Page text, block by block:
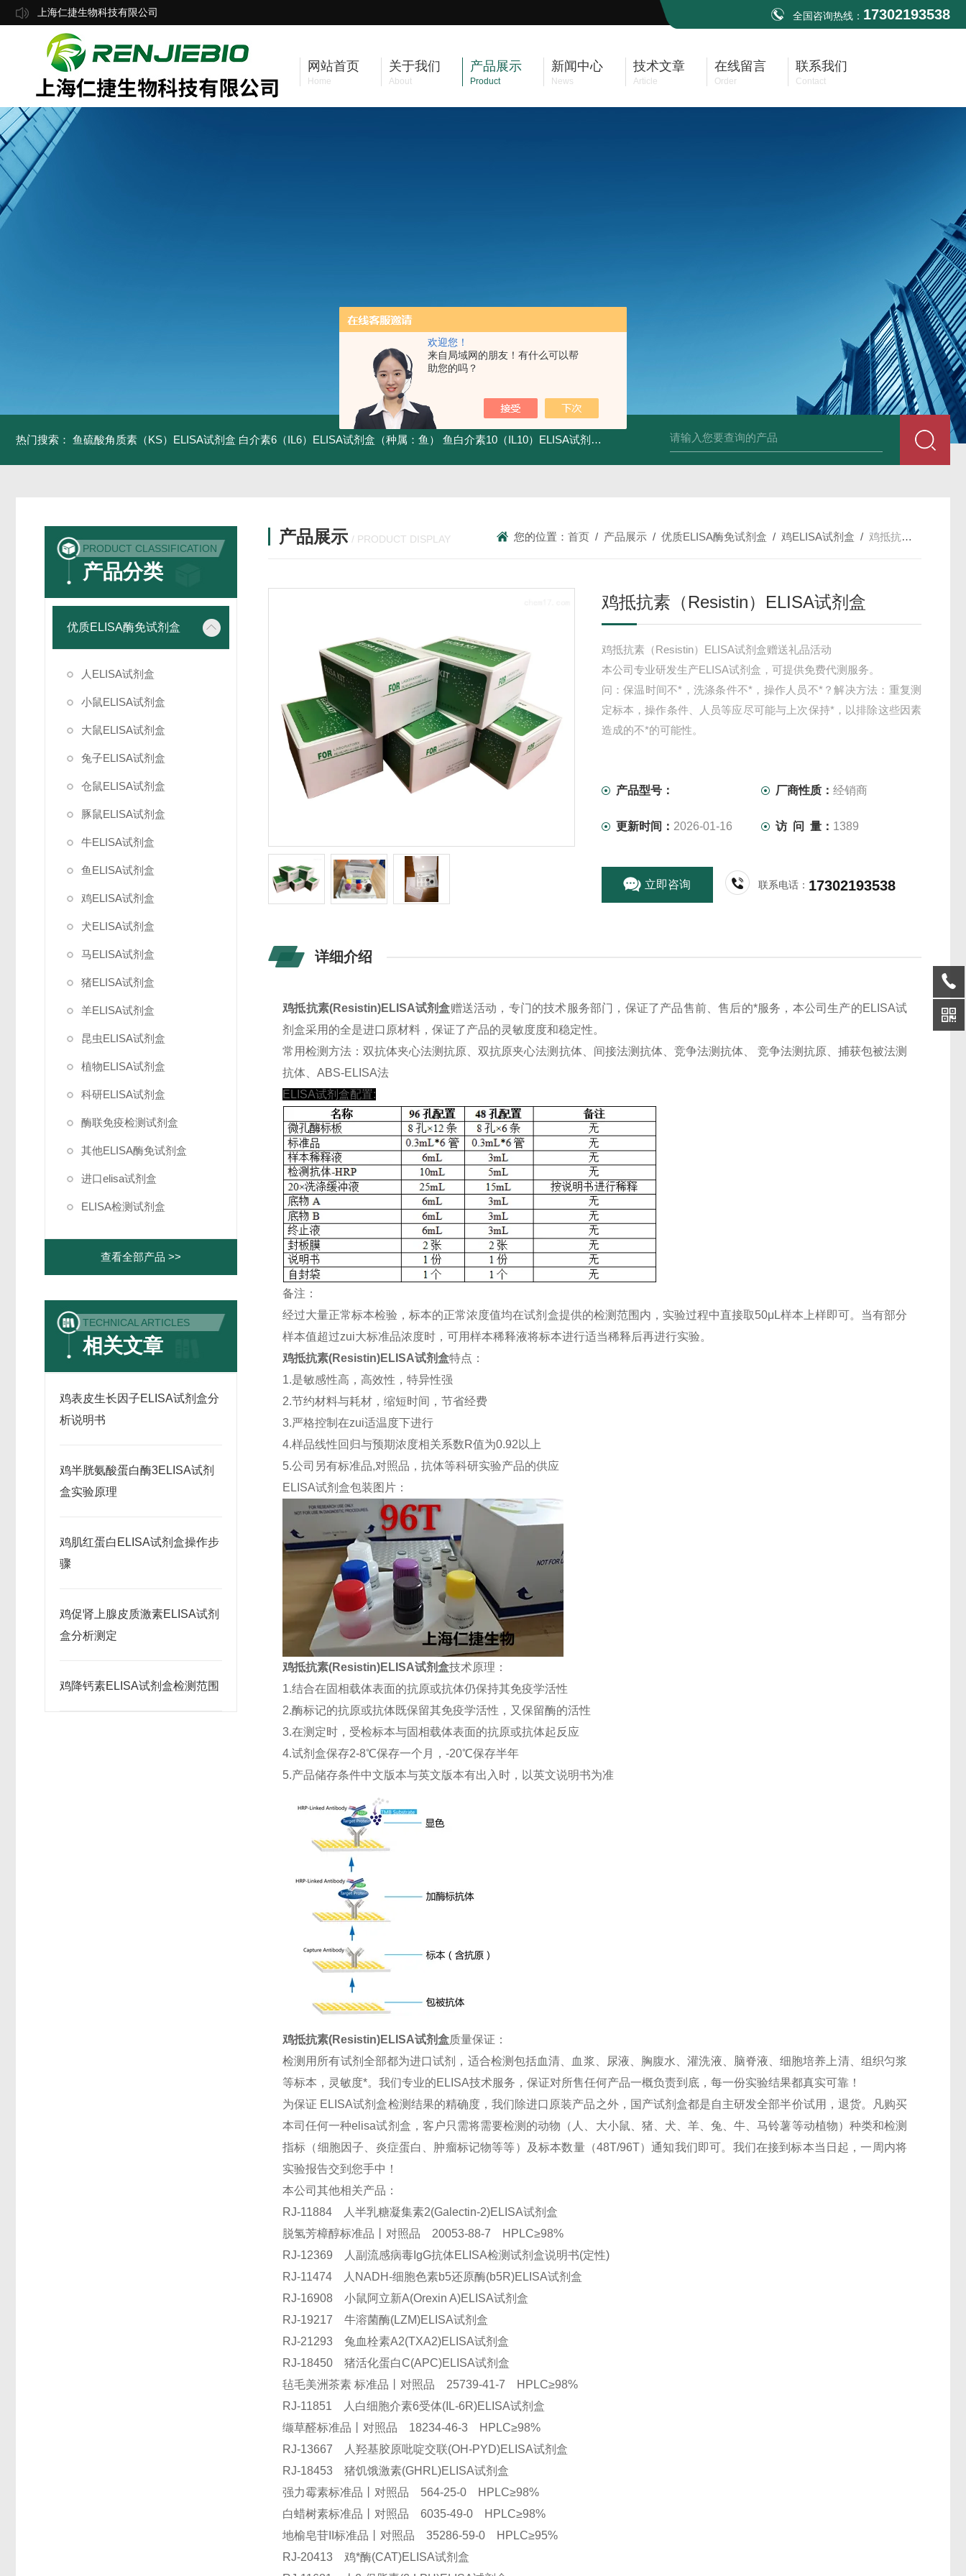
欢迎您！
来自局域网的朋友！有什么可以帮
助您的吗？
上海仁捷生物科技有限公司 全国咨询热线： 17302193538
网站首页
Home
关于我们
About
产品展示
Product
新闻中心
News
技术文章
Article
在线留言
Order
联系我们
Contact
热门搜索： 鱼硫酸角质素（KS）ELISA试剂盒 白介素6（IL6）ELISA试剂盒（种属：鱼） 鱼白介素10（IL10）ELISA试剂盒发货及时 斑马鱼白介素12BELISA试剂盒发货及时 兔载脂蛋白B（apo-B）
PRODUCT CLASSIFICATION
产品分类
优质ELISA酶免试剂盒
人ELISA试剂盒
小鼠ELISA试剂盒
大鼠ELISA试剂盒
兔子ELISA试剂盒
仓鼠ELISA试剂盒
豚鼠ELISA试剂盒
牛ELISA试剂盒
鱼ELISA试剂盒
鸡ELISA试剂盒
犬ELISA试剂盒
马ELISA试剂盒
猪ELISA试剂盒
羊ELISA试剂盒
昆虫ELISA试剂盒
植物ELISA试剂盒
科研ELISA试剂盒
酶联免疫检测试剂盒
其他ELISA酶免试剂盒
进口elisa试剂盒
ELISA检测试剂盒
查看全部产品 >>
TECHNICAL ARTICLES
相关文章
鸡表皮生长因子ELISA试剂盒分
析说明书
鸡半胱氨酸蛋白酶3ELISA试剂
盒实验原理
鸡肌红蛋白ELISA试剂盒操作步
骤
鸡促肾上腺皮质激素ELISA试剂
盒分析测定
鸡降钙素ELISA试剂盒检测范围
产品展示 / PRODUCT DISPLAY 您的位置：首页 / 产品展示 /优质ELISA酶免试剂盒 / 鸡ELISA试剂盒 / 鸡抵抗素（Resistin）ELISA试剂盒
鸡抵抗素（Resistin）ELISA试剂盒
鸡抵抗素（Resistin）ELISA试剂盒赠送礼品活动
本公司专业研发生产ELISA试剂盒，可提供免费代测服务。
问：保温时间不*，洗涤条件不*，操作人员不*？解决方法：重复测
定标本，操作条件、人员等应尽可能与上次保持*，以排除这些因素
造成的不*的可能性。
产品型号： 厂商性质：经销商
更新时间： 2026-01-16 访 问 量： 1389
立即咨询 联系电话： 17302193538
详细介绍
鸡抵抗素(Resistin)ELISA试剂盒赠送活动，专门的技术服务部门，保证了产品售前、售后的*服务，本公司生产的ELISA试
剂盒采用的全是进口原材料，保证了产品的灵敏度度和稳定性。
常用检测方法：双抗体夹心法测抗原、双抗原夹心法测抗体、间接法测抗体、竞争法测抗体、 竞争法测抗原、捕获包被法测
抗体、ABS-ELISA法
ELISA试剂盒配置:
备注：
经过大量正常标本检验，标本的正常浓度值均在试剂盒提供的检测范围内，实验过程中直接取50μL样本上样即可。当有部分
样本值超过zui大标准品浓度时，可用样本稀释液将标本进行适当稀释后再进行实验。
鸡抵抗素(Resistin)ELISA试剂盒特点：
1.是敏感性高，高效性，特异性强
2.节约材料与耗材，缩短时间，节省经费
3.严格控制在zui适温度下进行
4.样品线性回归与预期浓度相关系数R值为0.92以上
5.公司另有标准品,对照品，抗体等科研实验产品的供应
ELISA试剂盒包装图片：
鸡抵抗素(Resistin)ELISA试剂盒技术原理：
1.结合在固相载体表面的抗原或抗体仍保持其免疫学活性
2.酶标记的抗原或抗体既保留其免疫学活性，又保留酶的活性
3.在测定时，受检标本与固相载体表面的抗原或抗体起反应
4.试剂盒保存2-8℃保存一个月，-20℃保存半年
5.产品储存条件中文版本与英文版本有出入时，以英文说明书为准
鸡抵抗素(Resistin)ELISA试剂盒质量保证：
检测用所有试剂全部都为进口试剂，适合检测包括血清、血浆、尿液、胸腹水、灌洗液、脑脊液、细胞培养上清、组织匀浆
等标本，灵敏度*。我们专业的ELISA技术服务，保证对所售任何产品一概负责到底，每一份实验结果都真实可靠！
为保证 ELISA试剂盒检测结果的精确度，我们除进口原装产品之外，国产试剂盒都是自主研发全部半价试用，退货。凡购买
本司任何一种elisa试剂盒，客户只需将需要检测的动物（人、大小鼠、猪、犬、羊、兔、牛、马铃薯等动植物）种类和检测
指标（细胞因子、炎症蛋白、肿瘤标记物等等）及标本数量（48T/96T）通知我们即可。我们在接到标本当日起，一周内将
实验报告交到您手中！
本公司其他相关产品：
RJ-11884 人半乳糖凝集素2(Galectin-2)ELISA试剂盒
脱氢芳樟醇标准品丨对照品 20053-88-7 HPLC≥98%
RJ-12369 人副流感病毒IgG抗体ELISA检测试剂盒说明书(定性)
RJ-11474 人NADH-细胞色素b5还原酶(b5R)ELISA试剂盒
RJ-16908 小鼠阿立新A(Orexin A)ELISA试剂盒
RJ-19217 牛溶菌酶(LZM)ELISA试剂盒
RJ-21293 兔血栓素A2(TXA2)ELISA试剂盒
RJ-18450 猪活化蛋白C(APC)ELISA试剂盒
毡毛美洲茶素 标准品丨对照品 25739-41-7 HPLC≥98%
RJ-11851 人白细胞介素6受体(IL-6R)ELISA试剂盒
缬草醛标准品丨对照品 18234-46-3 HPLC≥98%
RJ-13667 人羟基胶原吡啶交联(OH-PYD)ELISA试剂盒
RJ-18453 猪饥饿激素(GHRL)ELISA试剂盒
强力霉素标准品丨对照品 564-25-0 HPLC≥98%
白蜡树素标准品丨对照品 6035-49-0 HPLC≥98%
地榆皂苷II标准品丨对照品 35286-59-0 HPLC≥95%
RJ-20413 鸡*酶(CAT)ELISA试剂盒